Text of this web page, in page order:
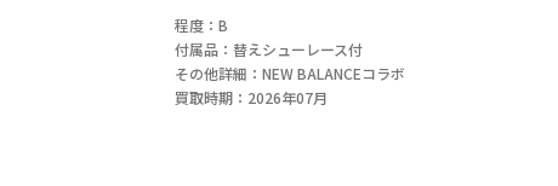
程度：B
付属品：替えシューレース付
その他詳細：NEW BALANCEコラボ
買取時期：2026年07月